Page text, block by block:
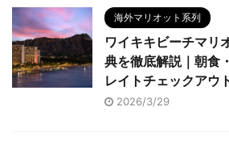
海外マリオット系列
ワイキキビーチマリ
典を徹底解説｜朝食
レイトチェックアウ
2026/3/29